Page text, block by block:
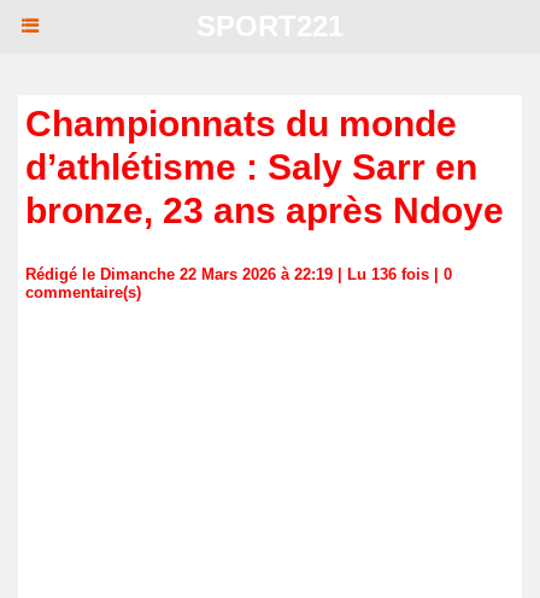
Championnats du monde
d’athlétisme : Saly Sarr en
bronze, 23 ans après Ndoye
Rédigé le Dimanche 22 Mars 2026 à 22:19 | Lu 136 fois | 0
commentaire(s)